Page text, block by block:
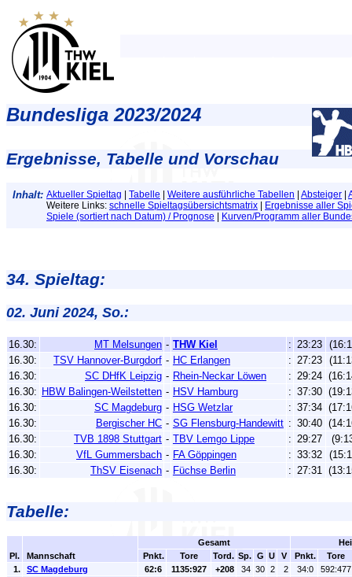
Bundesliga 2023/2024
Ergebnisse, Tabelle und Vorschau
Inhalt: Aktueller Spieltag Tabelle Weitere ausführliche Tabellen Absteiger
Weitere Links: schnelle Spieltagsübersichtsmatrix
Ergebnisse aller
Spiele (sortiert nach Datum) / Prognose
Kurven/Programm aller
34. Spieltag:
02. Juni 2024, So.:
16.30: MT Melsungen - THW Kiel : 23:23
16.30:
TSV Hannover-Burgdorf - HC Erlangen : 27:23
16.30:
SC DHfK Leipzig - Rhein-Neckar Löwen : 29:24
16.30: HBW Balingen-Weilstetten - HSV Hamburg : 37:30
16.30:
SC Magdeburg - HSG Wetzlar : 37:34
16.30:
Bergischer HC - SG Flensburg-Handewitt : 30:40
16.30:
TVB 1898 Stuttgart - TBV Lemgo Lippe : 29:27
16.30:
VfL Gummersbach - FA Göppingen : 33:32
16.30:
ThSV Eisenach - Füchse Berlin : 27:31
Tabelle:
Pl. Mannschaft
Gesamt
Pnkt.
Tore Tord. Sp. G U V Pnkt.
Tore
1.
SC Magdeburg 62:6 1135:927 +208 34 30 2 2 34:0
592:477